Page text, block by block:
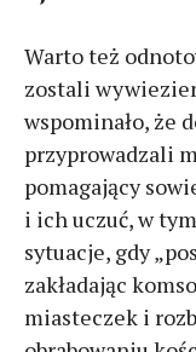
Warto też
zostali
wspominało, że
przyprowadzali
pomagający
i ich uczuć, w
sytuacje, gdy
zakładając
miasteczek i